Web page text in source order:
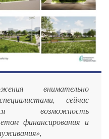
внимательно
сейчас
возможность
финансирования и